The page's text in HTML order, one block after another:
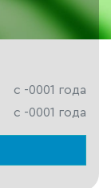
c -0001 года
c -0001 года